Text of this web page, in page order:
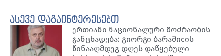
ასევე დაგაინტერესებთ
ერთიანი ნაციონალური მოძრაობის
განცხადება: გიორგი ბარამიძის
წინააღმდეგ დღეს დაწყებული